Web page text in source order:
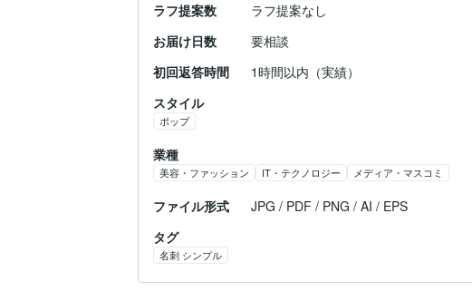
ラフ提案数
ラフ提案なし
お届け日数
要相談
初回返答時間
1時間以内（実績）
スタイル
ポップ
業種
美容・ファッション IT・テクノロジー メディア・マスコミ
ファイル形式
JPG / PDF / PNG / AI / EPS
タグ
名刺 シンプル